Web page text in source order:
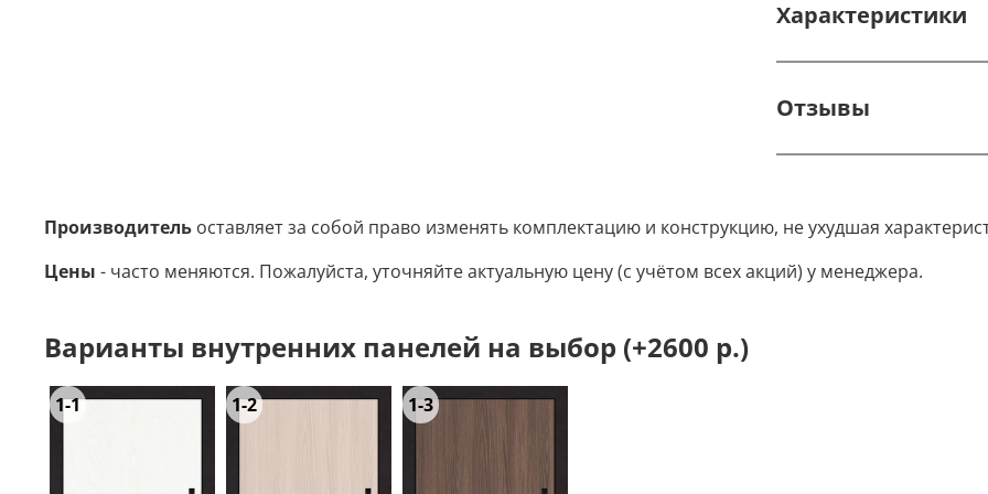
Характеристики
Отзывы
Производитель оставляет за собой право изменять комплектацию и конструкцию, не ухудшая
Цены - часто меняются. Пожалуйста, уточняйте актуальную цену (с учётом всех акций) у менеджера.
Варианты внутренних панелей на выбор (+2600 р.)
1-1 1-2 1-3